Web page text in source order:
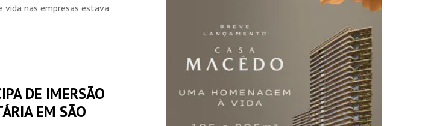
vida nas empresas estava
DE IMERSÃO
EM SÃO